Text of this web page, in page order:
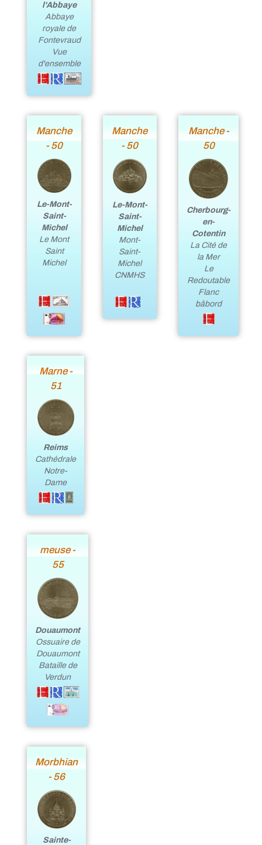
l'Abbaye
Abbaye
royale de
Fontevraud
Vue
d'ensemble
Manche
- 50
Le-Mont-
Saint-
Michel
Le Mont
Saint
Michel
Manche
- 50
Le-Mont-
Saint-
Michel
Mont-
Saint-
Michel
CNMHS
Manche -
50
Cherbourg-
en-
Cotentin
La Cité de
la Mer
Le
Redoutable
Flanc
bâbord
Marne -
51
Reims
Cathédrale
Notre-
Dame
meuse -
55
Douaumont
Ossuaire de
Douaumont
Bataille de
Verdun
Morbhian
- 56
Sainte-